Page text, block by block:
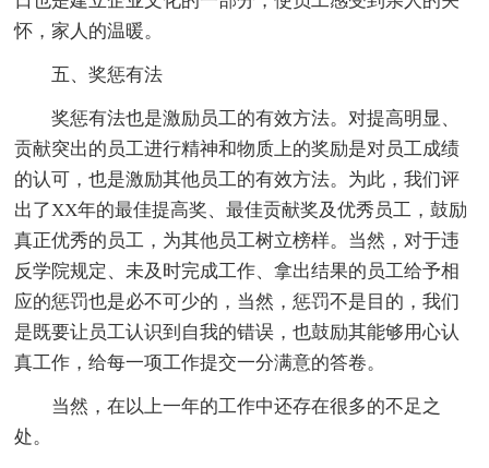
怀，家人的温暖。
五、奖惩有法
奖惩有法也是激励员工的有效方法。对提高明显、
贡献突出的员工进行精神和物质上的奖励是对员工成绩
的认可，也是激励其他员工的有效方法。为此，我们评
出了XX年的最佳提高奖、最佳贡献奖及优秀员工，鼓励
真正优秀的员工，为其他员工树立榜样。当然，对于违
反学院规定、未及时完成工作、拿出结果的员工给予相
应的惩罚也是必不可少的，当然，惩罚不是目的，我们
是既要让员工认识到自我的错误，也鼓励其能够用心认
真工作，给每一项工作提交一分满意的答卷。
当然，在以上一年的工作中还存在很多的不足之
处。